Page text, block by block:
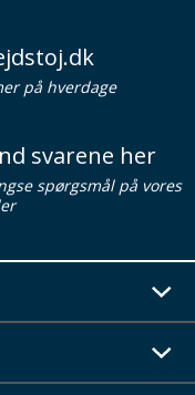
på hverdage
svarene her
spørgsmål på vores